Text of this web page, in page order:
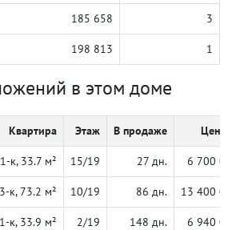
185 658 3
198 813 1
в этом доме
Квартира Этаж В продаже
1-к, 33.7 м² 15/19 27 дн. 6 700
3-к, 73.2 м² 10/19 86 дн. 13 400
1-к, 33.9 м² 2/19 148 дн. 6 940